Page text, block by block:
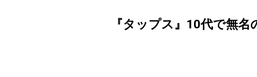
『タップス』10代で無